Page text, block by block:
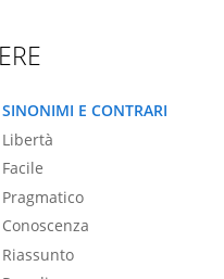
SINONIMI E CONTRARI
Libertà
Facile
Pragmatico
Conoscenza
Riassunto